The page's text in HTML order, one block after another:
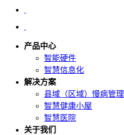
产品中心
智能硬件
智慧信息化
解决方案
县域（区域）慢病管理
智慧健康小屋
智慧医院
关于我们